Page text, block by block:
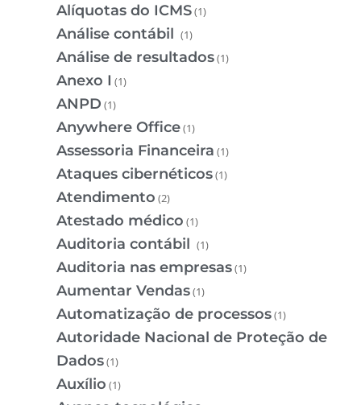
Alíquotas do ICMS(1)
Análise contábil (1)
Análise de resultados(1)
Anexo I (1)
ANPD (1)
Anywhere Office(1)
Assessoria Financeira (1)
Ataques cibernéticos(1)
Atendimento (2)
Atestado médico (1)
Auditoria contábil (1)
Auditoria nas empresas(1)
Aumentar Vendas(1)
Automatização de processos(1)
Autoridade Nacional de Proteção de
Dados(1)
Auxílio (1)